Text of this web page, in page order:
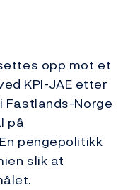
opp mot et
KPI-JAE etter
Fastlands-Norge
på
pengepolitikk
slik at